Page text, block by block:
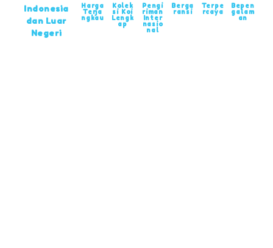
Indonesia
dan Luar
Negeri
Harga
Terja
ngkau
Kolek
si Koi
Lengk
ap
Pengi
riman
Inter
nasio
nal
Berga
ransi
Terpe
rcaya
Bepen
galam
an